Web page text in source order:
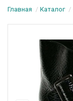
Главная Каталог